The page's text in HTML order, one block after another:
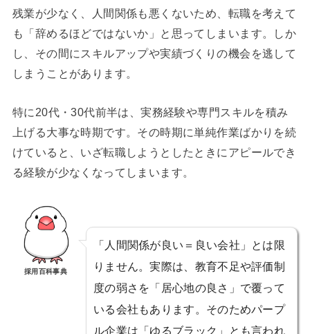
残業が少なく、人間関係も悪くないため、転職を考えて
も「辞めるほどではないか」と思ってしまいます。しか
し、その間にスキルアップや実績づくりの機会を逃して
しまうことがあります。
特に20代・30代前半は、実務経験や専門スキルを積み
上げる大事な時期です。その時期に単純作業ばかりを続
けていると、いざ転職しようとしたときにアピールでき
る経験が少なくなってしまいます。
採用百科事典
「人間関係が良い＝良い会社」とは限
りません。実際は、教育不足や評価制
度の弱さを「居心地の良さ」で覆って
いる会社もあります。そのためパープ
ル企業は「ゆるブラック」とも言われ